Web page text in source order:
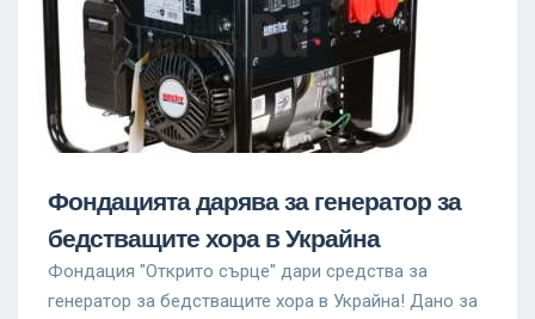
Фондацията дарява за генератор за
бедстващите хора в Украйна
Фондация "Открито сърце" дари средства за
генератор за бедстващите хора в Украйна! Дано за